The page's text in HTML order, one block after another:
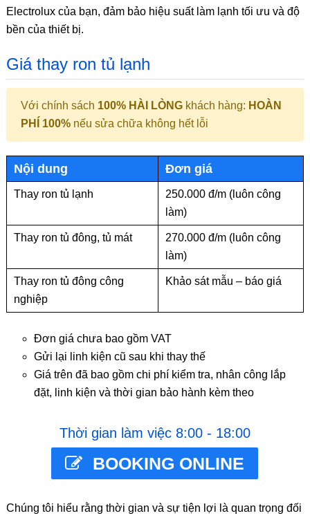
Electrolux của bạn, đảm bảo hiệu suất làm lạnh tối ưu và độ
bền của thiết bị.
Giá thay ron tủ lạnh
Với chính sách 100% HÀI LÒNGkhách hàng: HOÀN
PHÍ 100%nếu sửa chữa không hết lỗi
Nội dung Đơn giá
Thay ron tủ lạnh
250.000 đ/m (luôn công
làm)
Thay ron tủ đông, tủ mát
270.000 đ/m (luôn công
làm)
Thay ron tủ đông công
nghiệp
Khảo sát mẫu – báo giá
Đơn giá chưa bao gồm VAT
Gửi lại linh kiện cũ sau khi thay thế
Giá trên đã bao gồm chi phí kiểm tra, nhân công lắp
đặt, linh kiện và thời gian bảo hành kèm theo
Thời gian làm việc 8:00 - 18:00
BOOKING ONLINE
Chúng tôi hiểu rằng thời gian và sự tiện lợi là quan trọng đối